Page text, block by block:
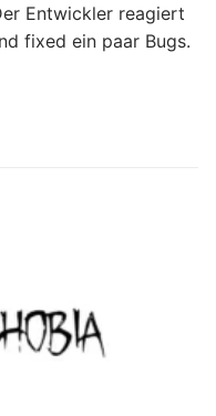
Entwickler reagiert
fixed ein paar Bugs.